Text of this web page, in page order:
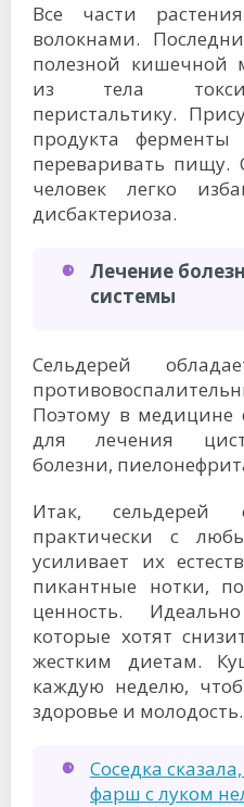
Все части
волокнами.
полезной кишечной
из тела
перистальтику.
продукта ферменты
переваривать пищу.
человек легко
дисбактериоза.
Лечение
системы
Сельдерей
Поэтому в медицине
для лечения
болезни,
Итак, сельдерей
практически с
усиливает их
пикантные нотки,
ценность.
которые хотят
жестким диетам.
каждую неделю,
здоровье и молодость.
Соседка
фарш с луком